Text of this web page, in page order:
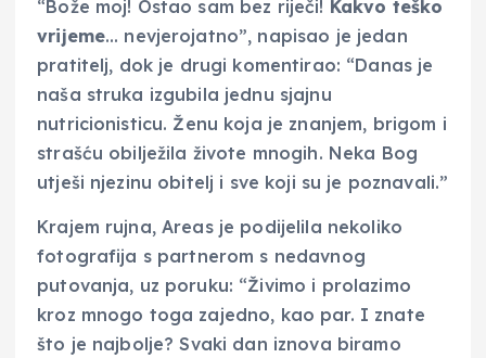
“Bože moj! Ostao sam bez riječi! Kakvo teško
vrijeme… nevjerojatno”, napisao je jedan
pratitelj, dok je drugi komentirao: “Danas je
naša struka izgubila jednu sjajnu
nutricionisticu. Ženu koja je znanjem, brigom i
strašću obilježila živote mnogih. Neka Bog
utješi njezinu obitelj i sve koji su je poznavali.”
Krajem rujna, Areas je podijelila nekoliko
fotografija s partnerom s nedavnog
putovanja, uz poruku: “Živimo i prolazimo
kroz mnogo toga zajedno, kao par. I znate
što je najbolje? Svaki dan iznova biramo